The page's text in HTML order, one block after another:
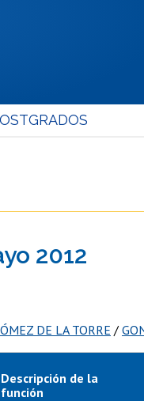
2012
DE LA TORRE /
Descripción de la
función